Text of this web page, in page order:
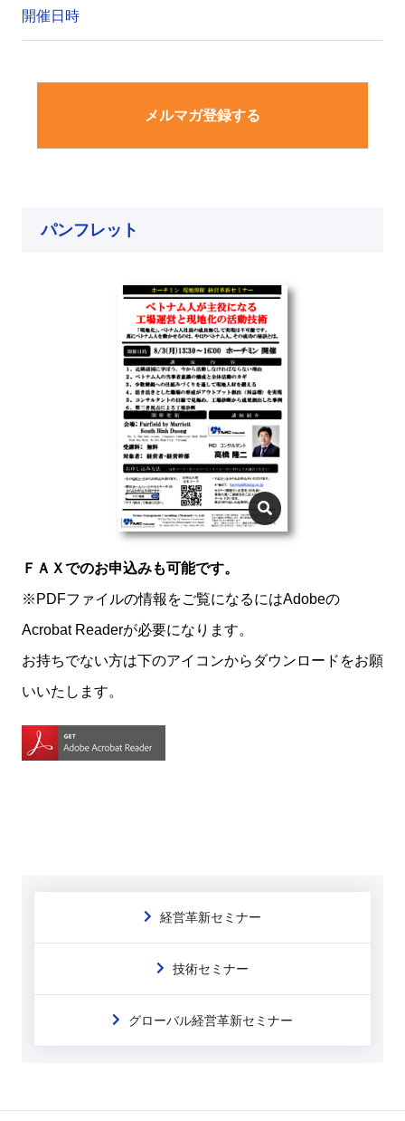
開催日時
メルマガ登録する
パンフレット
ＦＡＸでのお申込みも可能です。
※PDFファイルの情報をご覧になるにはAdobeの
Acrobat Readerが必要になります。
お持ちでない方は下のアイコンからダウンロードをお願
いいたします。
経営革新セミナー
技術セミナー
グローバル経営革新セミナー